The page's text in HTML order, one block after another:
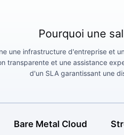
Pourquoi une
une infrastructure d'entreprise et
transparente et une assistance
d'un SLA garantissant une
Bare Metal Cloud